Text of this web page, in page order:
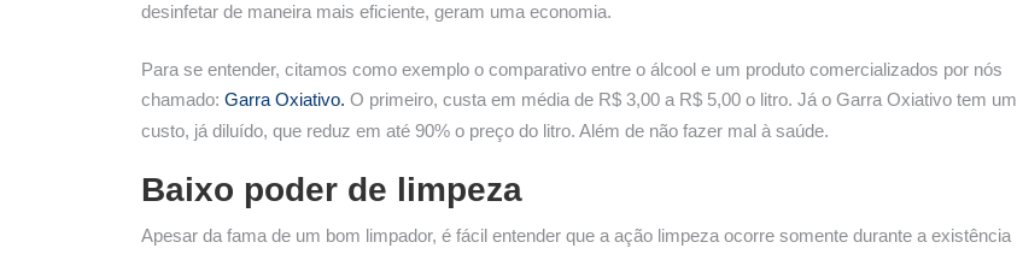
desinfetar de maneira mais eficiente, geram uma economia.
Para se entender, citamos como exemplo o comparativo entre o álcool e um produto comercializados por nós
chamado: Garra Oxiativo. O primeiro, custa em média de R$ 3,00 a R$ 5,00 o litro. Já o Garra Oxiativo tem um
custo, já diluído, que reduz em até 90% o preço do litro. Além de não fazer mal à saúde.
Baixo poder de limpeza
Apesar da fama de um bom limpador, é fácil entender que a ação limpeza ocorre somente durante a existência